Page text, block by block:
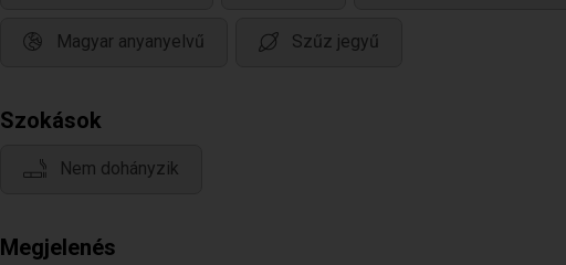
Magyar anyanyelvű Szűz jegyű
Szokások
Nem dohányzik
Megjelenés